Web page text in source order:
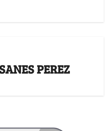
PEREZ